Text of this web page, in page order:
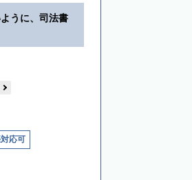
うに、司法書
応可